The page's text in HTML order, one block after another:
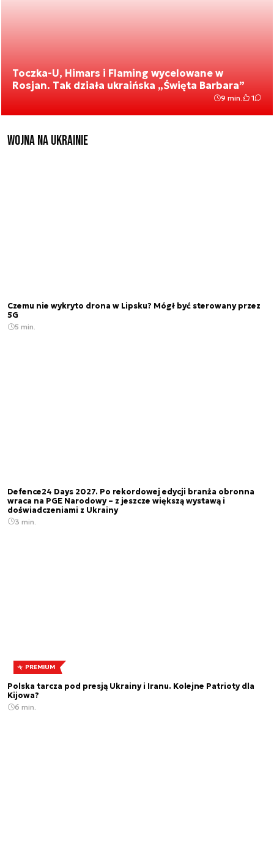
Toczka-U, Himars i Flaming wycelowane w
Rosjan. Tak działa ukraińska „Święta Barbara”
9 min. 1
Wojna na Ukrainie
Czemu nie wykryto drona w Lipsku? Mógł być sterowany przez
5G
5 min.
Defence24 Days 2027. Po rekordowej edycji branża obronna
wraca na PGE Narodowy – z jeszcze większą wystawą i
doświadczeniami z Ukrainy
3 min.
PREMIUM
Polska tarcza pod presją Ukrainy i Iranu. Kolejne Patrioty dla
Kijowa?
6 min.